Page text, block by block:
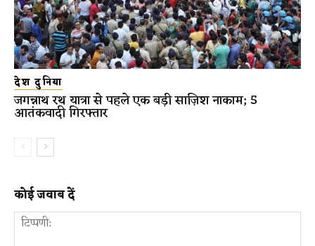
देश दुनिया
जगन्नाथ रथ यात्रा से पहले एक बड़ी साज़िश नाकाम; 5
आतंकवादी गिरफ्तार
कोई जवाब दें